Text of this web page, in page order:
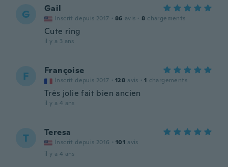
G Gail
Inscrit depuis 2017 · 86 avis · 8 chargements
Cute ring
il y a 3 ans
F Françoise
Inscrit depuis 2017 · 128 avis · 1 chargements
Très jolie fait bien ancien
il y a 4 ans
T Teresa
Inscrit depuis 2016 · 101 avis
il y a 4 ans